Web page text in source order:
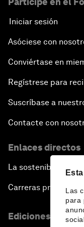
Las
para
Iniciar sesión
Asóciese con
Conviértase en
Regístrese para
Suscríbase a
Contacte con
Enlaces directos
La sostenibilidad en
Carreras
Ediciones en